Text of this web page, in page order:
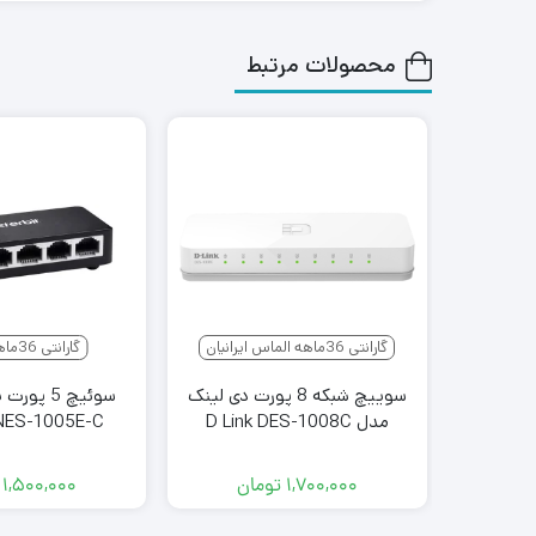
محصولات مرتبط
گارانتی 36ماهه الماس ایرانیان
سوییچ شبکه 8 پورت دی لینک
مدل D Link DES-1008C
۱,۷۰۰,۰۰۰ تومان
گارانتی 36ماهه آونگ
سوئیچ
1005E-C
۱,۵۰۰,۰۰۰